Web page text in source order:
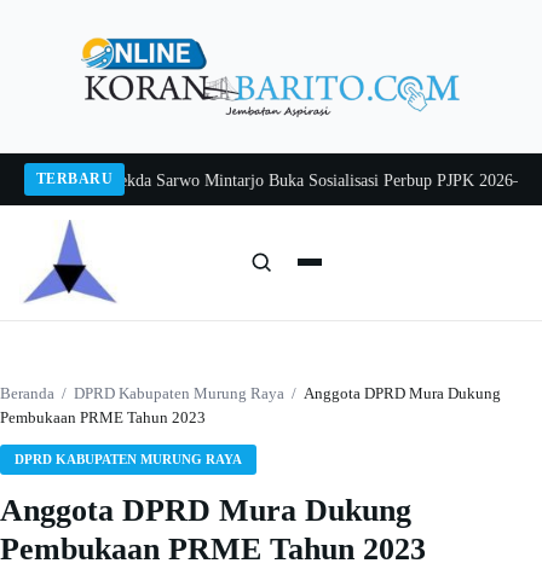
TERBARU
2026Pj Sekda Sarwo Mintarjo Buka Sosialisasi Perbup PJPK 2026–2030
Beranda / DPRD Kabupaten Murung Raya / Anggota DPRD Mura Dukung
Pembukaan PRME Tahun 2023
DPRD KABUPATEN MURUNG RAYA
Anggota DPRD Mura Dukung
Pembukaan PRME Tahun 2023